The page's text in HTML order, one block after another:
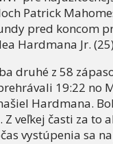
Patrick
pred koncom
Hardmana Jr.
druhé z 58
19:22 no
Hardmana.
veľkej časti za to
vystúpenia sa